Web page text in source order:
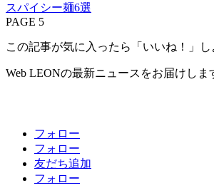
スパイシー麺6選
PAGE 5
この記事が気に入ったら「いいね！」し
Web LEONの最新ニュースをお届けしま
フォロー
フォロー
友だち追加
フォロー